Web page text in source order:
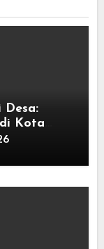
Desa:
Kota